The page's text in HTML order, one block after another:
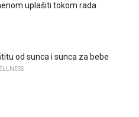
uplašiti tokom rada
od sunca i sunca za bebe